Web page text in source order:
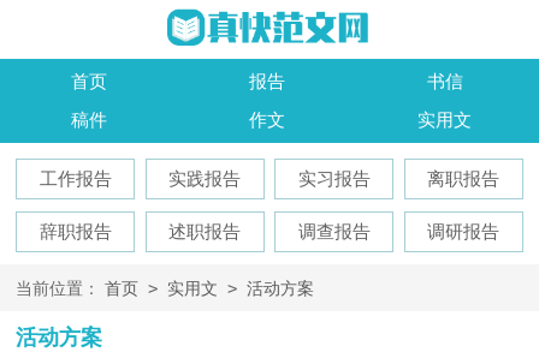
首页 报告
书信
稿件
作文 实用文
工作报告 实践报告 实习报告 离职报告
辞职报告 述职报告 调查报告 调研报告
当前位置： 首页 > 实用文 > 活动方案
活动方案